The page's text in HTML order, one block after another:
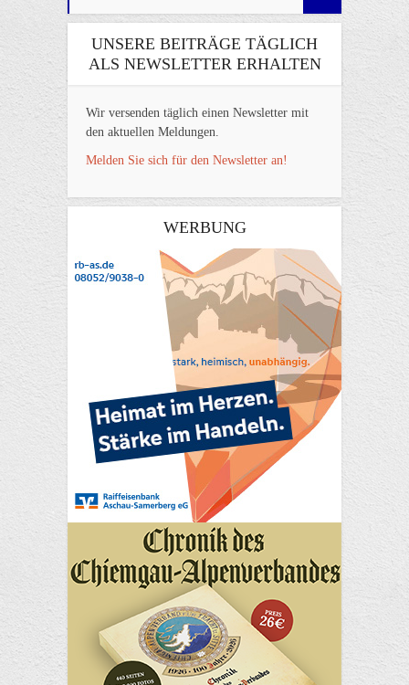
UNSERE BEITRÄGE TÄGLICH
ALS NEWSLETTER ERHALTEN
Wir versenden täglich einen Newsletter mit
den aktuellen Meldungen.
Melden Sie sich für den Newsletter an!
WERBUNG